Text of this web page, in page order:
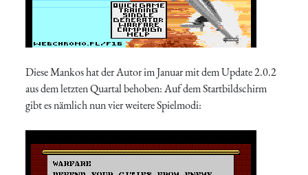
Diese Mankos hat der Autor im Januar mit dem Update 2.0.2
aus dem letzten Quartal behoben: Auf dem Startbildschirm
gibt es nämlich nun vier weitere Spielmodi: